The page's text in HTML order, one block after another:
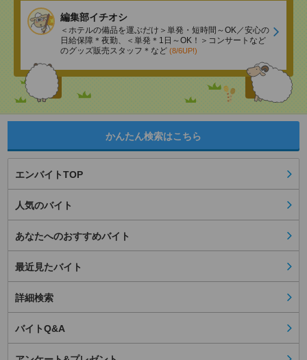
編集部イチオシ
＜ホテルの備品を運ぶだけ＞単発・短時間～OK／安心の
日給保障＊夜勤、＜単発＊1日～OK！＞コンサートなど
のグッズ販売スタッフ＊など (8/6UP!)
かんたん検索はこちら
エンバイトTOP
人気のバイト
あなたへのおすすめバイト
最近見たバイト
詳細検索
バイトQ&A